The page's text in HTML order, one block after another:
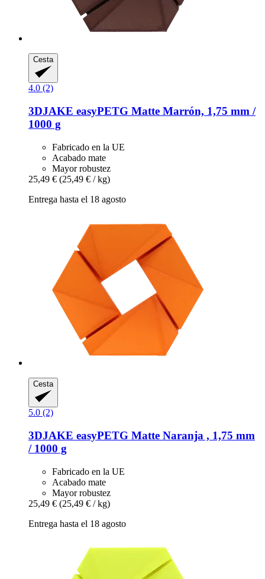
Cesta
4.0 (2)
3DJAKE easyPETG Matte Marrón, 1,75 mm /
1000 g
Fabricado en la UE
Acabado mate
Mayor robustez
25,49 € (25,49 € / kg)
Entrega hasta el 18 agosto
Cesta
5.0 (2)
3DJAKE easyPETG Matte Naranja , 1,75 mm
/ 1000 g
Fabricado en la UE
Acabado mate
Mayor robustez
25,49 € (25,49 € / kg)
Entrega hasta el 18 agosto